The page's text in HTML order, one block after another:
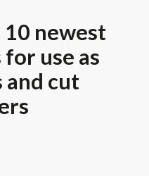
newest
use as
and cut